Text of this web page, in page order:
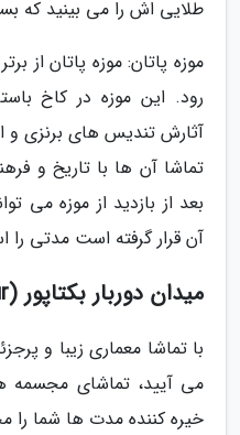
طلایی اش را می بینید که
موزه پاتان: موزه پاتان از
رود. این موزه در کاخ
آثارش تندیس های برنزی و
تماشا آن ها با تاریخ و
بعد از بازدید از موزه می
آن قرار گرفته است مدتی را
میدان دوربار بکتاپور (Bhaktapur)
با تماشا معماری زیبا و
می آیید، تماشای مجسمه
خیره کننده مدت ها شما را